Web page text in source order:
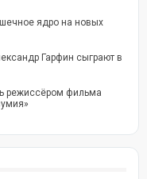
ядро на новых
Гарфин сыграют в
режиссёром фильма